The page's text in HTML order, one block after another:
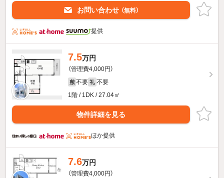
お問い合わせ （無料）
提供
7.5万円
（管理費4,000円）
敷 不要 礼 不要
1階 / 1DK / 27.04㎡
物件詳細を見る
ほか提供
7.6万円
（管理費4,000円）